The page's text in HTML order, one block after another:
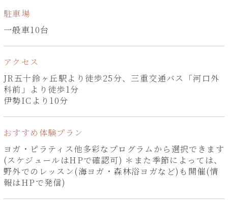
駐車場
一般車10台
アクセス
JR五十鈴ヶ丘駅より徒歩25分、三重交通バス「河口外
科前」より徒歩1分
伊勢ICより10分
おすすめ体験プラン
ヨガ・ピラティス他多彩なプログラムから選択できます
(スケジュールはHPで確認可) ＊また季節によっては、
野外でのレッスン(海ヨガ・森林浴ヨガなど)も開催(情
報はHPで発信)